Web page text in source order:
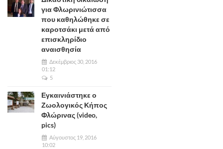
για Φλωρινιώτισσα
που καθηλώθηκε σε
καροτσάκι μετά από
επισκληρίδιο
αναισθησία
Δεκέμβριος 30, 2016
01:12
5
Εγκαινιάστηκε ο
Ζωολογικός Κήπος
Φλώρινας (video,
pics)
Αύγουστος 19, 2016
10:02